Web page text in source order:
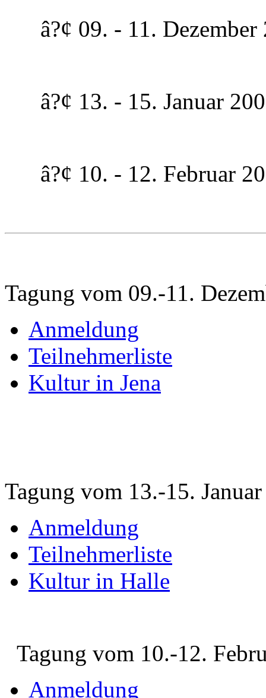
â?¢ 09. - 11. Dezember
â?¢ 13. - 15. Januar
â?¢ 10. - 12. Februar
Tagung vom 09.-11.
Anmeldung
Teilnehmerliste
Kultur in Jena
Tagung vom 13.-15.
Anmeldung
Teilnehmerliste
Kultur in Halle
Tagung vom 10.-12.
Anmeldung